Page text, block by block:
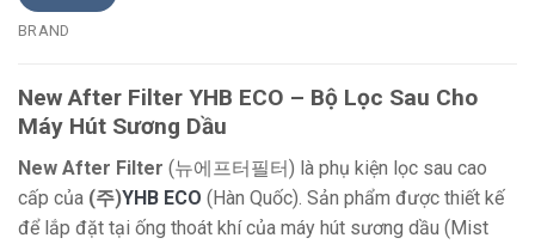
BRAND
New After Filter YHB ECO – Bộ Lọc Sau Cho
Máy Hút Sương Dầu
New After Filter (뉴에프터필터) là phụ kiện lọc sau cao
cấp của (주)YHB ECO (Hàn Quốc). Sản phẩm được thiết kế
để lắp đặt tại ống thoát khí của máy hút sương dầu (Mist